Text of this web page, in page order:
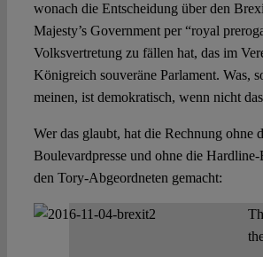
wonach die Entscheidung über den
Majesty’s Government per “royal
Volksvertretung zu fällen hat, das im
Königreich souveräne Parlament. Was,
meinen, ist demokratisch, wenn nicht
Wer das glaubt, hat die Rechnung ohne
Boulevardpresse und ohne die
den Tory-Abgeordneten gemacht: